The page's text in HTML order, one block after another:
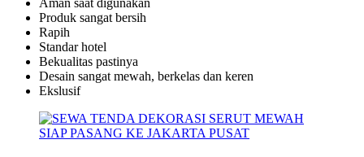
Aman saat digunakan
Produk sangat bersih
Rapih
Standar hotel
Bekualitas pastinya
Desain sangat mewah, berkelas dan keren
Ekslusif